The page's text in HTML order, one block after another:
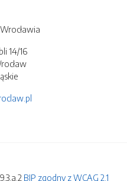
14/16
BIP zgodny z WCAG 2.1